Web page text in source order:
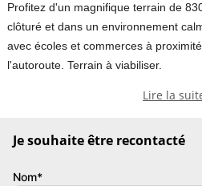
Profitez d'un magnifique terrain de
clôturé et dans un environnement
avec écoles et commerces à
l'autoroute. Terrain à viabiliser.
en bordure) - Environnement calme
Lire la
Je souhaite être recontacté
Nom*